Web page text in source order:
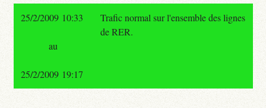
25/2/2009 10:33
Trafic normal sur l'ensemble des lignes
de RER.
au
25/2/2009 19:17